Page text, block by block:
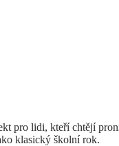
pro lidi, kteří chtějí
klasický školní rok.